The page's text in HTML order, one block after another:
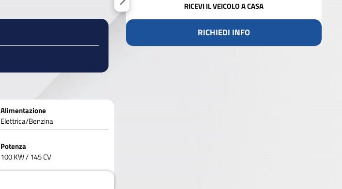
Alimentazione
Elettrica/Benzina
Potenza
100 KW / 145 CV
RICEVI IL VEICOLO A CASA
RICHIEDI INFO